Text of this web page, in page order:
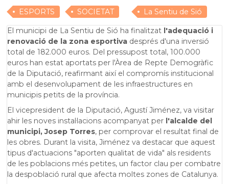
ESPORTS SOCIETAT La Sentiu de Sió
El municipi de La Sentiu de Sió ha finalitzat l'adequació i
renovació de la zona esportiva després d'una inversió
total de 182.000 euros. Del pressupost total, 100.000
euros han estat aportats per l'Àrea de Repte Demogràfic
de la Diputació, reafirmant així el compromís institucional
amb el desenvolupament de les infraestructures en
municipis petits de la província.
El vicepresident de la Diputació, Agustí Jiménez, va visitar
ahir les noves instal·lacions acompanyat per l'alcalde del
municipi, Josep Torres, per comprovar el resultat final de
les obres. Durant la visita, Jiménez va destacar que aquest
tipus d'actuacions "aporten qualitat de vida" als residents
de les poblacions més petites, un factor clau per combatre
la despoblació rural que afecta moltes zones de Catalunya.